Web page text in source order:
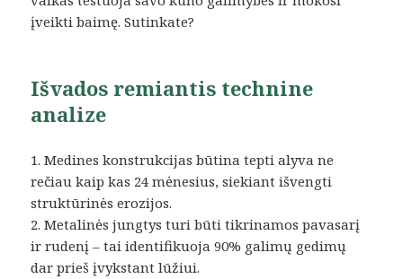
įveikti baimę. Sutinkate?
Išvados remiantis technine
analize
1. Medines konstrukcijas būtina tepti alyva ne
rečiau kaip kas 24 mėnesius, siekiant išvengti
struktūrinės erozijos.
2. Metalinės jungtys turi būti tikrinamos pavasarį
ir rudenį – tai identifikuoja 90% galimų gedimų
dar prieš įvykstant lūžiui.